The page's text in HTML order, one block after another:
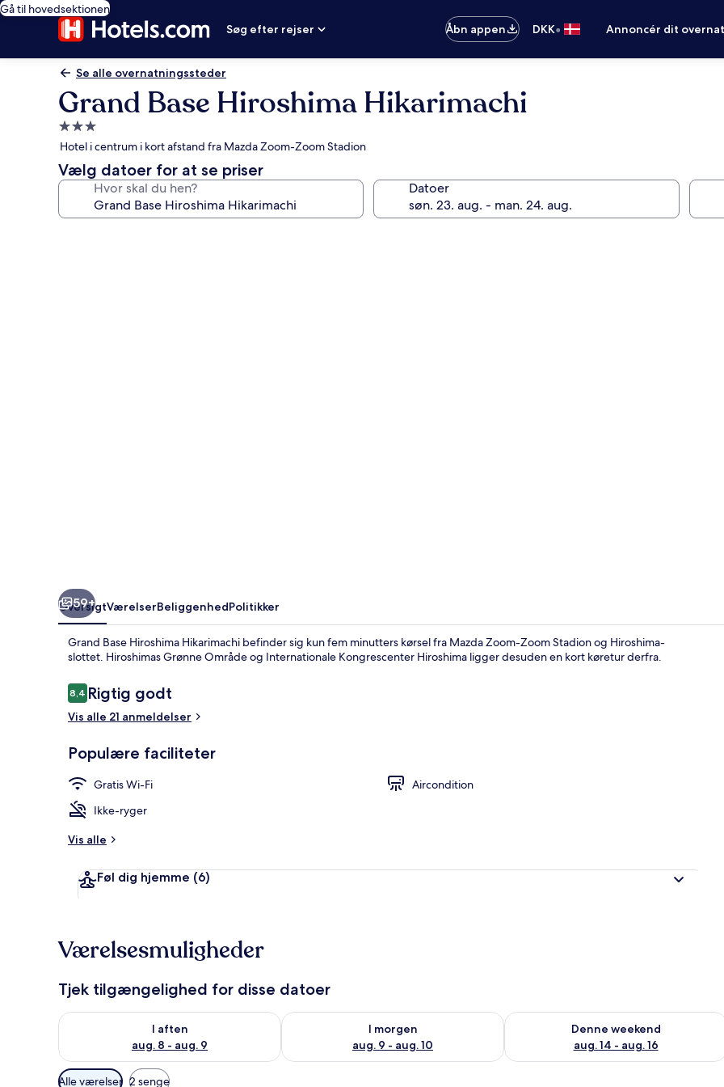
Gå til hovedsektionen
Søg efter rejser
Åbn appen DKK• Annoncér dit
Se alle overnatningssteder
Grand Base Hiroshima Hikarimachi
3.0-
stjernet
overnatningssted
Hotel i centrum i kort afstand fra Mazda Zoom-Zoom Stadion
Vælg datoer for at se priser
Hvor skal du hen? Datoer
59+
OversigtVærelserBeliggenhedPolitikker
Grand Base Hiroshima Hikarimachi befinder sig kun fem minutters kørsel fra Mazda Zoom-Zoom Stadion og Hiroshima-
slottet. Hiroshimas Grønne Område og Internationale Kongrescenter Hiroshima ligger desuden en kort køretur derfra.
Anmeldelser
8,48,4 ud af 10.
Rigtig godt
Vis alle 21 anmeldelser
Populære faciliteter
Gratis Wi-Fi
Aircondition
Ikke-ryger
Vis alle
Føl dig hjemme (6)
Værelsesmuligheder
Tjek tilgængelighed for disse datoer
I aften
aug. 8 - aug. 9
Tjek tilgængelighed for i aften aug. 8 - aug. 9
I morgen
aug. 9 - aug. 10
Tjek tilgængelighed for i morgen aug. 9 - aug. 10
Denne weekend
aug. 14 - aug. 16
Tjek tilgængelighed for denne
Tilgængelige
Alle værelser 2 senge